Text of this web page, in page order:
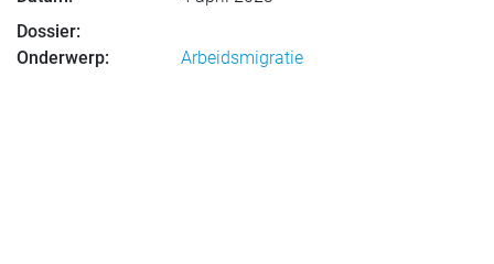
Dossier:
Onderwerp:
Arbeidsmigratie